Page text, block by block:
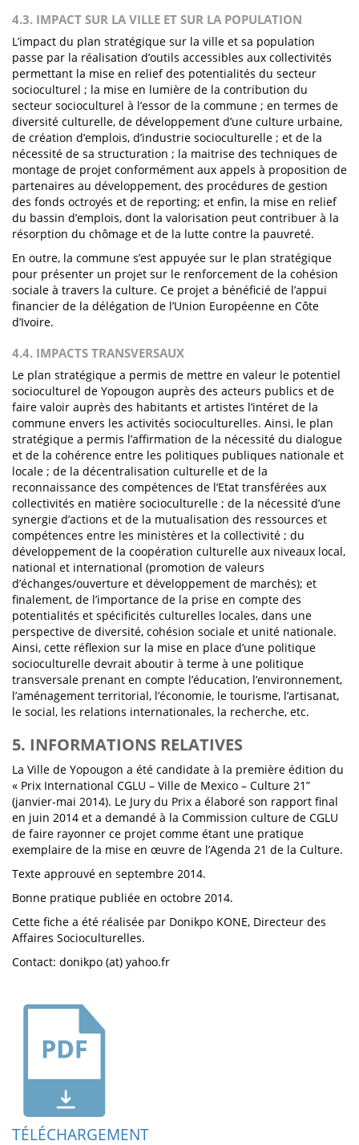
4.3. IMPACT SUR LA VILLE ET SUR LA POPULATION
L’impact du plan stratégique sur la ville et sa population
passe par la réalisation d’outils accessibles aux collectivités
permettant la mise en relief des potentialités du secteur
socioculturel ; la mise en lumière de la contribution du
secteur socioculturel à l’essor de la commune ; en termes de
diversité culturelle, de développement d’une culture urbaine,
de création d’emplois, d’industrie socioculturelle ; et de la
nécessité de sa structuration ; la maitrise des techniques de
montage de projet conformément aux appels à proposition de
partenaires au développement, des procédures de gestion
des fonds octroyés et de reporting; et enfin, la mise en relief
du bassin d’emplois, dont la valorisation peut contribuer à la
résorption du chômage et de la lutte contre la pauvreté.
En outre, la commune s’est appuyée sur le plan stratégique
pour présenter un projet sur le renforcement de la cohésion
sociale à travers la culture. Ce projet a bénéficié de l’appui
financier de la délégation de l’Union Européenne en Côte
d’Ivoire.
4.4. IMPACTS TRANSVERSAUX
Le plan stratégique a permis de mettre en valeur le potentiel
socioculturel de Yopougon auprès des acteurs publics et de
faire valoir auprès des habitants et artistes l’intéret de la
commune envers les activités socioculturelles. Ainsi, le plan
stratégique a permis l’affirmation de la nécessité du dialogue
et de la cohérence entre les politiques publiques nationale et
locale ; de la décentralisation culturelle et de la
reconnaissance des compétences de l’Etat transférées aux
collectivités en matière socioculturelle ; de la nécessité d’une
synergie d’actions et de la mutualisation des ressources et
compétences entre les ministères et la collectivité ; du
développement de la coopération culturelle aux niveaux local,
national et international (promotion de valeurs
d’échanges/ouverture et développement de marchés); et
finalement, de l’importance de la prise en compte des
potentialités et spécificités culturelles locales, dans une
perspective de diversité, cohésion sociale et unité nationale.
Ainsi, cette réflexion sur la mise en place d’une politique
socioculturelle devrait aboutir à terme à une politique
transversale prenant en compte l’éducation, l’environnement,
l’aménagement territorial, l’économie, le tourisme, l’artisanat,
le social, les relations internationales, la recherche, etc.
5. INFORMATIONS RELATIVES
La Ville de Yopougon a été candidate à la première édition du
« Prix International CGLU – Ville de Mexico – Culture 21”
(janvier-mai 2014). Le Jury du Prix a élaboré son rapport final
en juin 2014 et a demandé à la Commission culture de CGLU
de faire rayonner ce projet comme étant une pratique
exemplaire de la mise en œuvre de l’Agenda 21 de la Culture.
Texte approuvé en septembre 2014.
Bonne pratique publiée en octobre 2014.
Cette fiche a été réalisée par Donikpo KONE, Directeur des
Affaires Socioculturelles.
Contact: donikpo (at) yahoo.fr
TÉLÉCHARGEMENT